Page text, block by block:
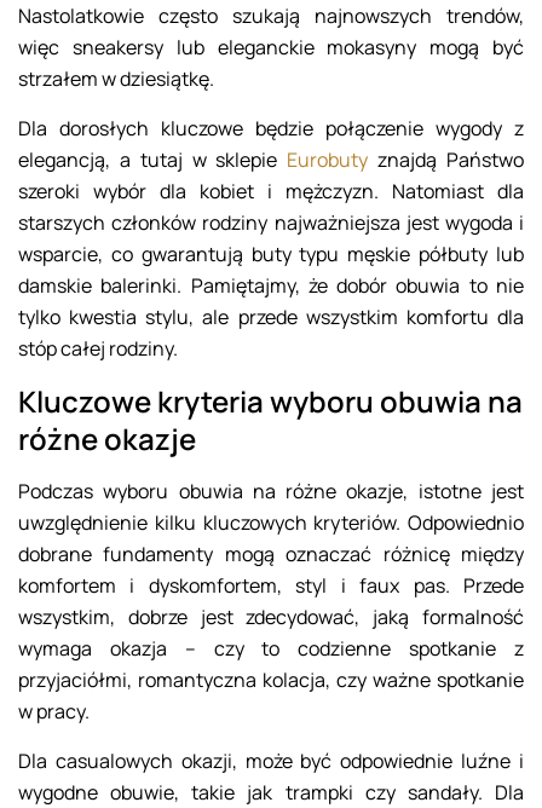
Nastolatkowie często szukają najnowszych trendów,
więc sneakersy lub eleganckie mokasyny mogą być
strzałem w dziesiątkę.
Dla dorosłych kluczowe będzie połączenie wygody z
elegancją, a tutaj w sklepie Eurobuty znajdą Państwo
szeroki wybór dla kobiet i mężczyzn. Natomiast dla
starszych członków rodziny najważniejsza jest wygoda i
wsparcie, co gwarantują buty typu męskie półbuty lub
damskie balerinki. Pamiętajmy, że dobór obuwia to nie
tylko kwestia stylu, ale przede wszystkim komfortu dla
stóp całej rodziny.
Kluczowe kryteria wyboru obuwia na
różne okazje
Podczas wyboru obuwia na różne okazje, istotne jest
uwzględnienie kilku kluczowych kryteriów. Odpowiednio
dobrane fundamenty mogą oznaczać różnicę między
komfortem i dyskomfortem, styl i faux pas. Przede
wszystkim, dobrze jest zdecydować, jaką formalność
wymaga okazja – czy to codzienne spotkanie z
przyjaciółmi, romantyczna kolacja, czy ważne spotkanie
w pracy.
Dla casualowych okazji, może być odpowiednie luźne i
wygodne obuwie, takie jak trampki czy sandały. Dla